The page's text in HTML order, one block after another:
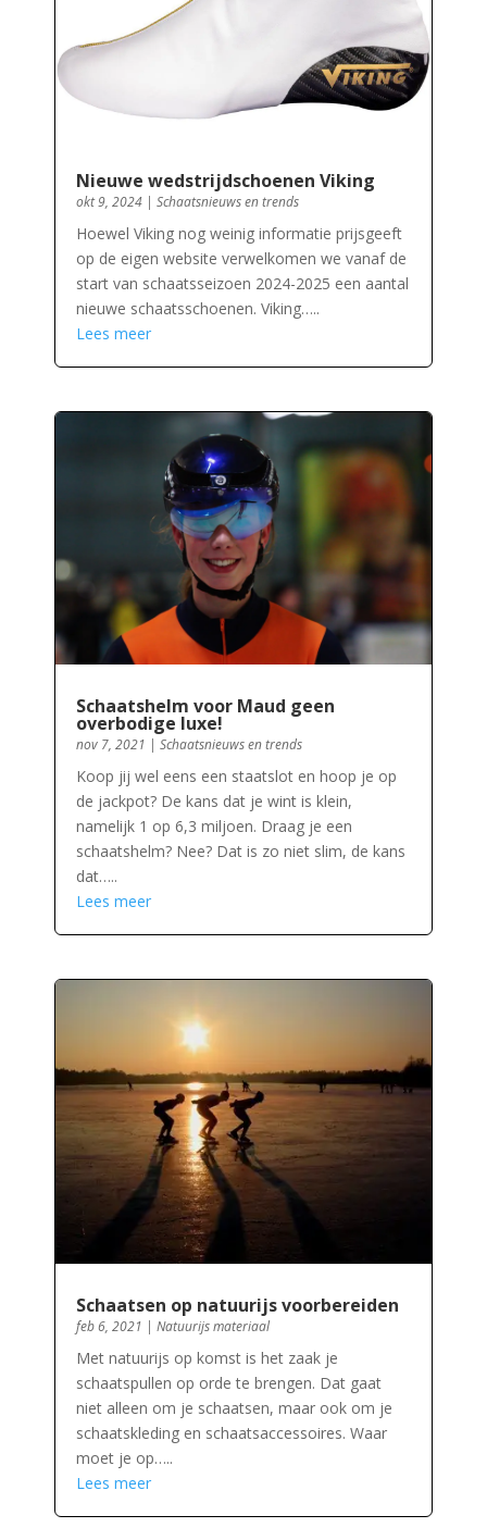
Nieuwe wedstrijdschoenen Viking
okt 9, 2024| Schaatsnieuws en trends
Hoewel Viking nog weinig informatie prijsgeeft
op de eigen website verwelkomen we vanaf de
start van schaatsseizoen 2024-2025 een aantal
nieuwe schaatsschoenen. Viking…..
Lees meer
Schaatshelm voor Maud geen
overbodige luxe!
nov 7, 2021 | Schaatsnieuws en trends
Koop jij wel eens een staatslot en hoop je op
de jackpot? De kans dat je wint is klein,
namelijk 1 op 6,3 miljoen. Draag je een
schaatshelm? Nee? Dat is zo niet slim, de kans
dat…..
Lees meer
Schaatsen op natuurijs voorbereiden
feb 6, 2021 | Natuurijs materiaal
Met natuurijs op komst is het zaak je
schaatspullen op orde te brengen. Dat gaat
niet alleen om je schaatsen, maar ook om je
schaatskleding en schaatsaccessoires. Waar
moet je op…..
Lees meer